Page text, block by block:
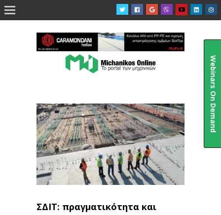

ΣΔΙΤ: πραγματικότητα και
Webinars On Demand